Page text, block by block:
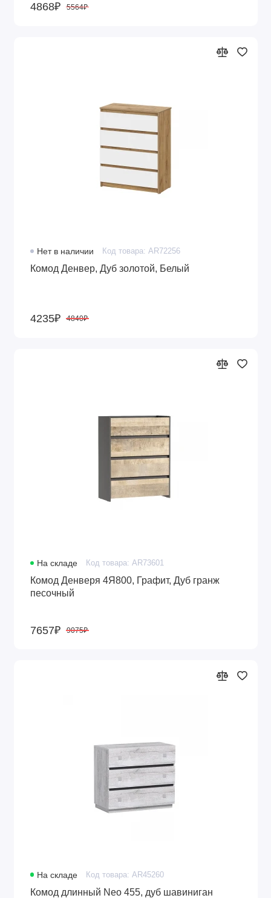
4868₽ 5564₽
Нет в наличии Код товара: AR72256
Комод Денвер, Дуб золотой, Белый
4235₽ 4840₽
На складе Код товара: AR73601
Комод Денверя 4Я800, Графит, Дуб гранж
песочный
7657₽ 9075₽
На складе Код товара: AR45260
Комод длинный Neo 455, дуб шавиниган